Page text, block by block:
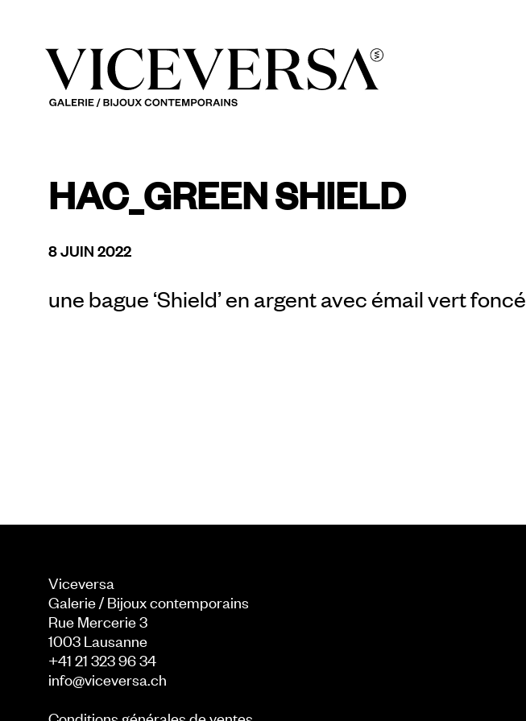
HAC_GREEN SHIELD
8 JUIN 2022
une bague ‘Shield’ en argent avec émail vert foncé
Viceversa
Galerie / Bijoux contemporains
Rue Mercerie 3
1003 Lausanne
+41 21 323 96 34
info@viceversa.ch